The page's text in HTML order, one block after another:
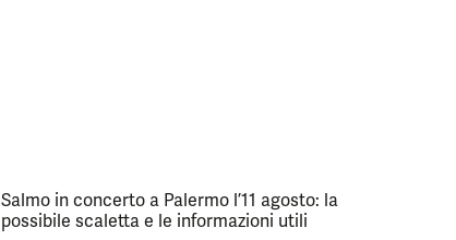
Salmo in concerto a Palermo l’11 agosto: la
possibile scaletta e le informazioni utili